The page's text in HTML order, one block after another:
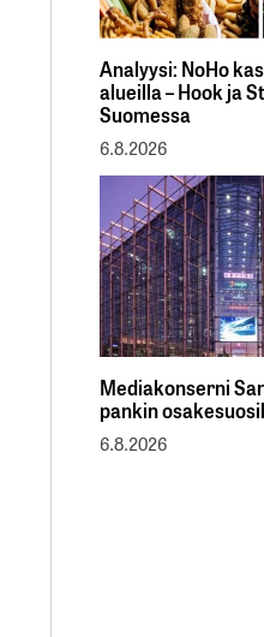
Analyysi: NoHo
alueilla – Hook ja
Suomessa
6.8.2026
Mediakonserni
pankin
6.8.2026